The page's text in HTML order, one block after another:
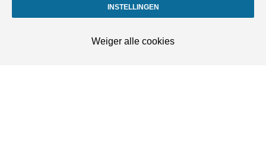
INSTELLINGEN
Weiger alle cookies